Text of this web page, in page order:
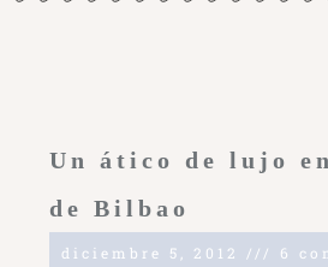
Un ático de lujo
de Bilbao
diciembre 5, 2012 6